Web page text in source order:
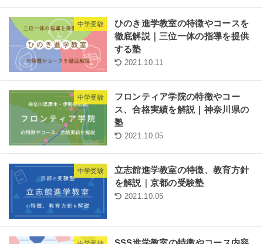
中学受験
ひのき進学教室の特徴やコースを
徹底解説｜三位一体の指導を提供
する塾
2021.10.11
中学受験
フロンティア学院の特徴やコー
ス、合格実績を解説｜神奈川県の
塾
2021.10.05
中学受験
立志館進学教室の特徴、教育方針
を解説｜京都の受験塾
2021.10.05